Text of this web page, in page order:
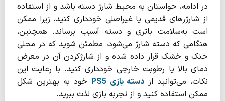
در ادامه، حواستان به محیط شارژ دسته باشد و از استفاده
از شارژرهای قدیمی یا غیراصلی خودداری کنید، زیرا ممکن
است به‌سلامت باتری و دسته آسیب برساند. همچنین،
هنگامی که دسته شارژ می‌شود، مطمئن شوید که در محلی
خنک و خشک قرار داده شده و از شارژکردن آن در معرض
دمای بالا یا رطوبت خارجی خودداری کنید. با رعایت این
نکات، می‌توانید ازدسته بازی PS5 خود به بهترین شکل
ممکن استفاده کنید و از تجربه‌ بازی لذت ببرید.